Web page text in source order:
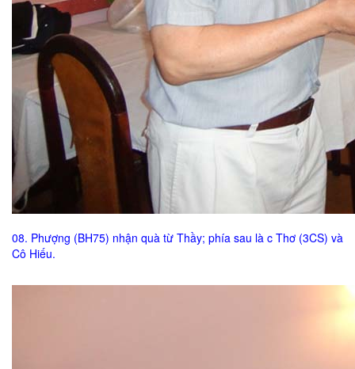
08. Phượng (BH75) nhận quà từ Thầy; phía sau là c Thơ (3CS) và
Cô Hiếu.